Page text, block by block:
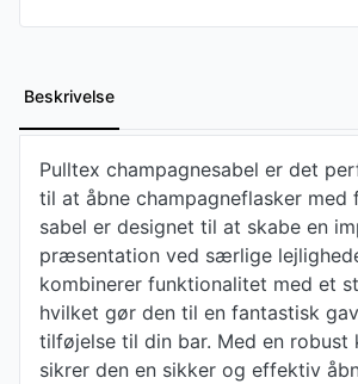
Beskrivelse
Pulltex champagnesabel er det
til at åbne champagneflasker med
sabel er designet til at skabe en
præsentation ved særlige
kombinerer funktionalitet med et
hvilket gør den til en fantastisk
tilføjelse til din bar. Med en robust
sikrer den en sikker og effektiv